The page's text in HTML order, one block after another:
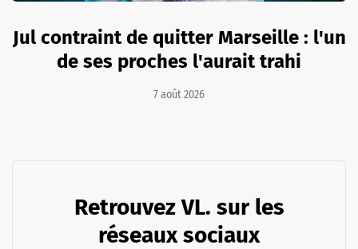
Jul contraint de quitter Marseille : l'un
de ses proches l'aurait trahi
7 août 2026
Retrouvez VL. sur les
réseaux sociaux